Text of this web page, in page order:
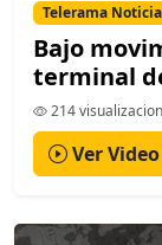
Telerama
Bajo
terminal
214
Ver Video